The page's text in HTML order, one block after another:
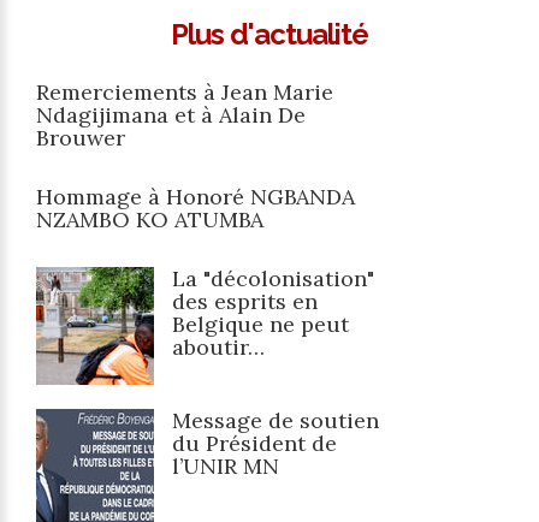
Plus d'actualité
Remerciements à Jean Marie
Ndagijimana et à Alain De
Brouwer
Hommage à Honoré NGBANDA
NZAMBO KO ATUMBA
La "décolonisation"
des esprits en
Belgique ne peut
aboutir…
Message de soutien
du Président de
l’UNIR MN